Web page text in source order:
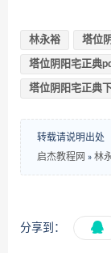
林永裕 塔位
塔位阴阳宅正典
塔位阴阳宅正典
转载请说明出处
启杰教程网 » 林
分享到：